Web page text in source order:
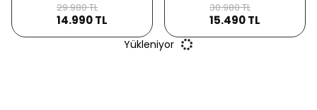
29.980 TL
14.990 TL
30.980 TL
15.490 TL
Yükleniyor